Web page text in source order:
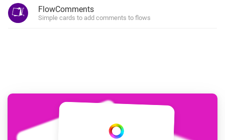
FlowComments
Simple cards to add comments to flows